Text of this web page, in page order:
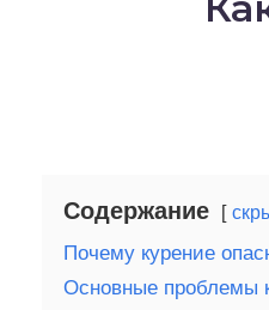
Содержание
Почему курение
Основные проблемы